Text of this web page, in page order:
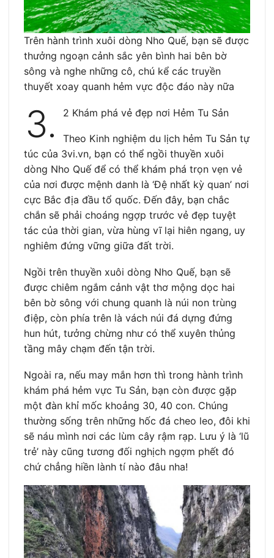
Trên hành trình xuôi dòng Nho Quế, bạn sẽ được
thưởng ngoạn cảnh sắc yên bình hai bên bờ
sông và nghe những cô, chú kể các truyền
thuyết xoay quanh hẻm vực độc đáo này nữa
3. 2 Khám phá vẻ đẹp nơi Hẻm Tu Sản
Theo Kinh nghiệm du lịch hẻm Tu Sản tự
túc của 3vi.vn, bạn có thể ngồi thuyền xuôi
dòng Nho Quế để có thể khám phá trọn vẹn vẻ
của nơi được mệnh danh là ‘Đệ nhất kỳ quan’ nơi
cực Bắc địa đầu tổ quốc. Đến đây, bạn chắc
chắn sẽ phải choáng ngợp trước vẻ đẹp tuyệt
tác của thời gian, vừa hùng vĩ lại hiên ngang, uy
nghiêm đứng vững giữa đất trời.
Ngồi trên thuyền xuôi dòng Nho Quế, bạn sẽ
được chiêm ngắm cảnh vật thơ mộng dọc hai
bên bờ sông với chung quanh là núi non trùng
điệp, còn phía trên là vách núi đá dựng đứng
hun hút, tưởng chừng như có thể xuyên thủng
tầng mây chạm đến tận trời.
Ngoài ra, nếu may mắn hơn thì trong hành trình
khám phá hẻm vực Tu Sản, bạn còn được gặp
một đàn khỉ mốc khoảng 30, 40 con. Chúng
thường sống trên những hốc đá cheo leo, đôi khi
sẽ náu mình nơi các lùm cây rậm rạp. Lưu ý là ‘lũ
trẻ’ này cũng tương đối nghịch ngợm phết đó
chứ chẳng hiền lành tí nào đâu nha!